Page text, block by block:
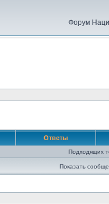
Форум
Ответы
Подходящих
Показать